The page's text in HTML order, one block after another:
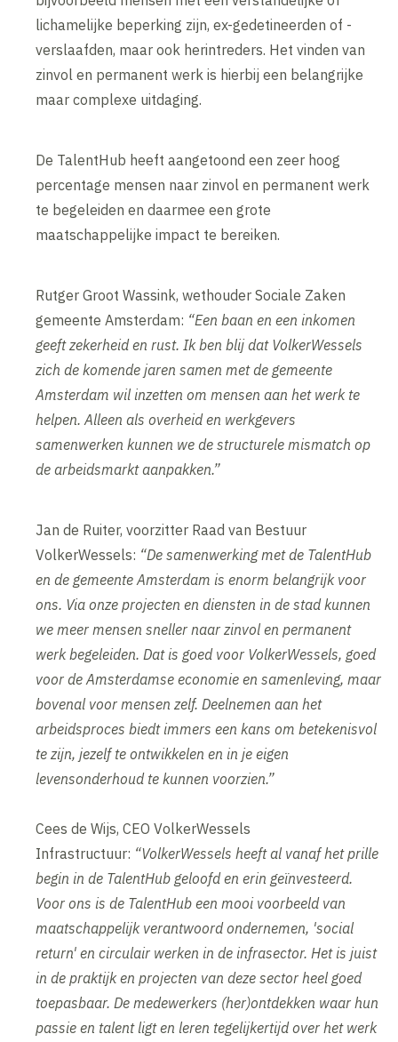
lichamelijke beperking zijn, ex-gedetineerden of -
verslaafden, maar ook herintreders. Het vinden van
zinvol en permanent werk is hierbij een belangrijke
maar complexe uitdaging.
De TalentHub heeft aangetoond een zeer hoog
percentage mensen naar zinvol en permanent werk
te begeleiden en daarmee een grote
maatschappelijke impact te bereiken.
Rutger Groot Wassink, wethouder Sociale Zaken
gemeente Amsterdam: “Een baan en een inkomen
geeft zekerheid en rust. Ik ben blij dat VolkerWessels
zich de komende jaren samen met de gemeente
Amsterdam wil inzetten om mensen aan het werk te
helpen. Alleen als overheid en werkgevers
samenwerken kunnen we de structurele mismatch op
de arbeidsmarkt aanpakken.”
Jan de Ruiter, voorzitter Raad van Bestuur
VolkerWessels: “De samenwerking met de TalentHub
en de gemeente Amsterdam is enorm belangrijk voor
ons. Via onze projecten en diensten in de stad kunnen
we meer mensen sneller naar zinvol en permanent
werk begeleiden. Dat is goed voor VolkerWessels, goed
voor de Amsterdamse economie en samenleving, maar
bovenal voor mensen zelf. Deelnemen aan het
arbeidsproces biedt immers een kans om betekenisvol
te zijn, jezelf te ontwikkelen en in je eigen
levensonderhoud te kunnen voorzien.”
Cees de Wijs, CEO VolkerWessels
Infrastructuur: “VolkerWessels heeft al vanaf het prille
begin in de TalentHub geloofd en erin geïnvesteerd.
Voor ons is de TalentHub een mooi voorbeeld van
maatschappelijk verantwoord ondernemen, 'social
return' en circulair werken in de infrasector. Het is juist
in de praktijk en projecten van deze sector heel goed
toepasbaar. De medewerkers (her)ontdekken waar hun
passie en talent ligt en leren tegelijkertijd over het werk